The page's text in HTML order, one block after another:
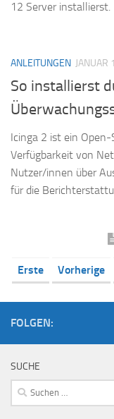
12 Server installierst.
ANLEITUNGEN JANUAR
So installierst
Icinga 2 ist ein
Verfügbarkeit von
Nutzer/innen über
für die
Erste Vorherige
FOLGEN:
SUCHE
Suchen
nach: